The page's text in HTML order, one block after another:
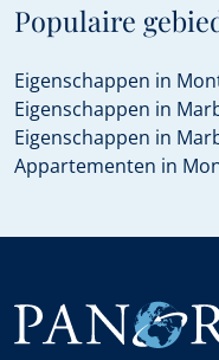
Populaire
Eigenschappen in
Eigenschappen in
Eigenschappen in
Appartementen in